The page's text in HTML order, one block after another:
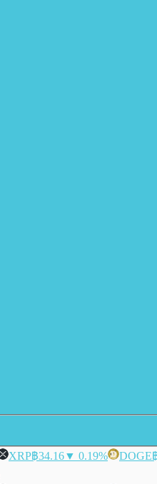
XRP฿34.16▼ 0.19% DOGE